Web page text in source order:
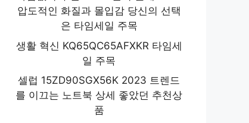
압도적인 화질과 몰입감 당신의 선택
은 타임세일 주목
생활 혁신 KQ65QC65AFXKR 타임세
일 주목
셀럽 15ZD90SGX56K 2023 트렌드
를 이끄는 노트북 상세 좋았던 추천상
품